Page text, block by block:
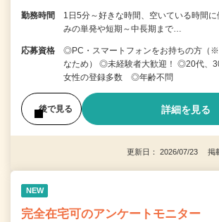
勤務時間
1日5分～好きな時間、空いている時間
みの単発や短期～中長期まで…
応募資格
◎PC・スマートフォンをお持ちの方（
なため） ◎未経験者大歓迎！ ◎20代、
女性の登録多数 ◎年齢不問
後で見る 詳細を見る
更新日： 2026/07/23 掲
NEW
完全在宅可のアンケートモニター